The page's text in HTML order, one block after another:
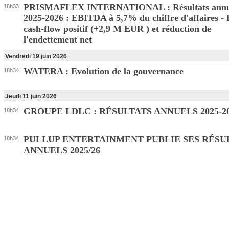
18h33
PRISMAFLEX INTERNATIONAL : Résultats
2025-2026 : EBITDA à 5,7% du chiffre d'affaires -
cash-flow positif (+2,9 M EUR ) et réduction de
l'endettement net
Vendredi 19 juin 2026
18h34 WATERA : Evolution de la gouvernance
Jeudi 11 juin 2026
18h34 GROUPE LDLC : RÉSULTATS ANNUELS 2025-
18h34
PULLUP ENTERTAINMENT PUBLIE SES
ANNUELS 2025/26